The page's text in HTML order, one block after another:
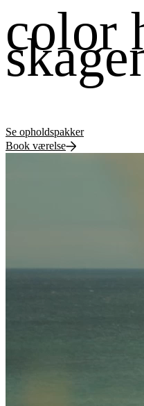
color
Se opholdspakker
Book værelse